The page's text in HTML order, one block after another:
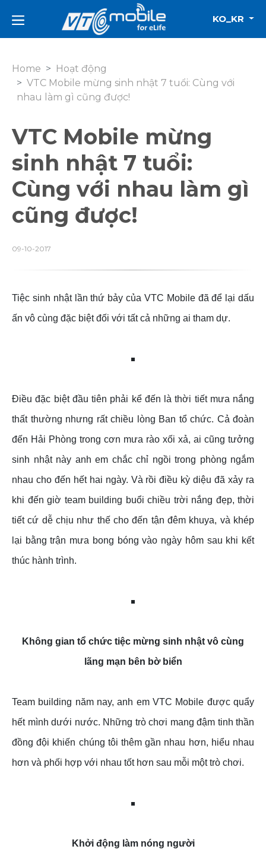
KO_KR
Home
Hoạt động
VTC Mobile mừng sinh nhật 7 tuổi: Cùng với
nhau làm gì cũng được!
VTC Mobile mừng
sinh nhật 7 tuổi:
Cùng với nhau làm gì
cũng được!
09-10-2017
Tiệc sinh nhật lần thứ bảy của VTC Mobile đã để lại dấu
ấn vô cùng đặc biệt đối với tất cả những ai tham dự.
Điều đặc biệt đầu tiên phải kể đến là thời tiết mưa nắng
thất thường nhưng rất chiều lòng Ban tổ chức. Cả đoàn
đến Hải Phòng trong cơn mưa rào xối xả, ai cũng tưởng
sinh nhật này anh em chắc chỉ ngồi trong phòng ngắm
nhau cho đến hết hai ngày. Và rồi điều kỳ diệu đã xảy ra
khi đến giờ team building buổi chiều trời nắng đẹp, thời
tiết cứ dễ chịu như thế cho đến tận đêm khuya, và khép
lại bằng trận mưa bong bóng vào ngày hôm sau khi kết
thúc hành trình.
Không gian tổ chức tiệc mừng sinh nhật vô cùng
lãng mạn bên bờ biển
Team building năm nay, anh em VTC Mobile được quẩy
hết mình dưới nước. Những trò chơi mang đậm tinh thần
đồng đội khiến chúng tôi thêm gần nhau hơn, hiểu nhau
hơn và phối hợp với nhau tốt hơn sau mỗi một trò chơi.
Khởi động làm nóng người